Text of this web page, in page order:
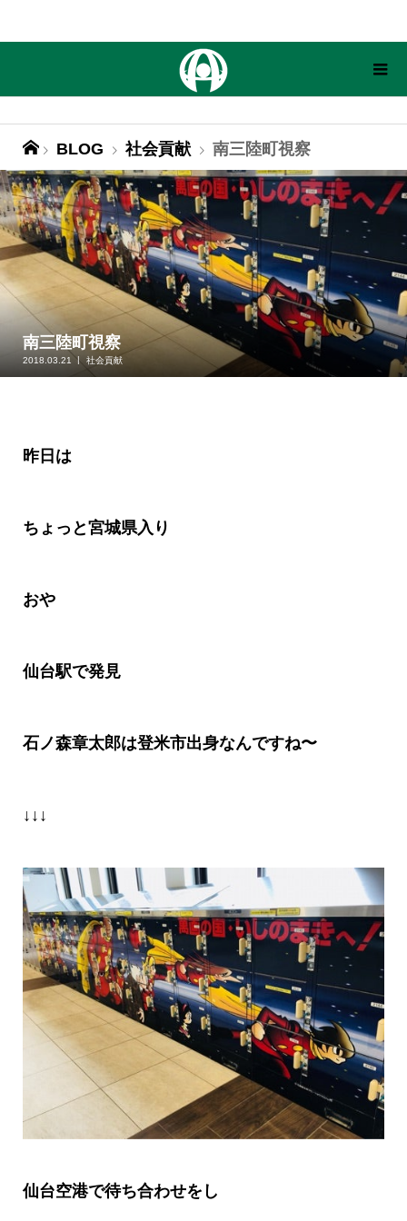
BLOG 社会貢献 南三陸町視察
南三陸町視察
2018.03.21 社会貢献
昨日は
ちょっと宮城県入り
おや
仙台駅で発見
石ノ森章太郎は登米市出身なんですね〜
↓↓↓
仙台空港で待ち合わせをし